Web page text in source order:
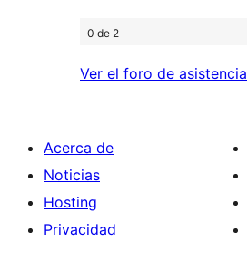
0 de 2
Ver el foro de asistencia
Acerca de
Noticias
Hosting
Privacidad